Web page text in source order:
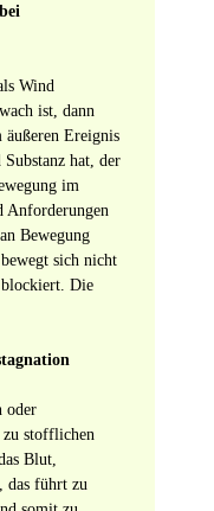
Wind
ist, dann
Ereignis
hat, der
im
Anforderungen
Bewegung
sich nicht
Die
oder
stofflichen
Blut,
das führt zu